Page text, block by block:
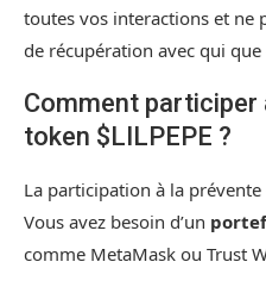
toutes vos interactions et ne
de récupération avec qui que
Comment participer
token $LILPEPE ?
La participation à la
Vous avez besoin d’un
comme MetaMask ou Trust